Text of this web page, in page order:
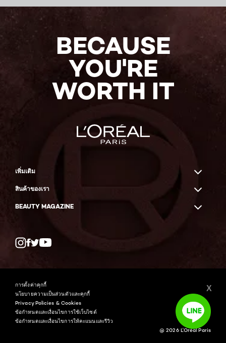
X
BECAUSE
YOU'RE
WORTH IT
เพิ่มเติม
สินค้าของเรา
BEAUTY MAGAZINE
การตั้งค่าคุกกี้
นโยบายความเป็นส่วนตัวและคุกกี้
Privacy Policies & Cookies
ข้อกำหนดและเงื่อนไขการใช้เว็บไซต์
ข้อกำหนดและเงื่อนไขการให้คะแนนและรีวิว
@ 2026 L'Oréal Paris